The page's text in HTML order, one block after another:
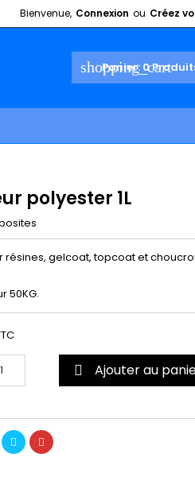
Bienvenue, Connexion ou Créez
shopping_cart
Panier: 0
polyester 1L
résines, gelcoat, topcoat et
50KG.
 Ajouter au